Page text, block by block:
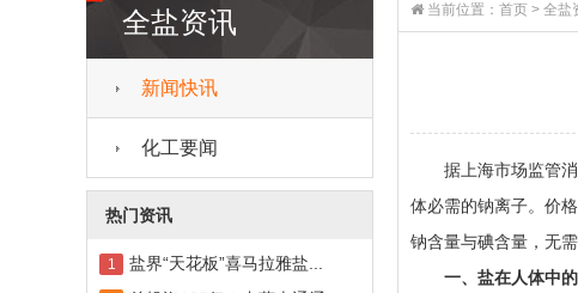
全盐资讯
新闻快讯
化工要闻
热门资讯
1 盐界“天花板”喜马拉雅盐...
当前位置： 首页 > 全盐
据上海市场监管消
体必需的钠离子。价
钠含量与碘含量，无需
一、盐在人体中